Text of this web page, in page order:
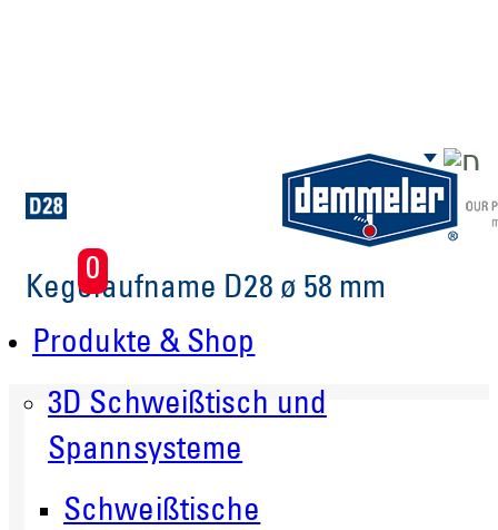
Zum Hauptinhalt springen
0
Produkte & Shop
3D Schweißtisch und
Spannsysteme
Schweißtische
Kegelaufname D28 ø 58 mm